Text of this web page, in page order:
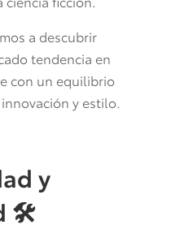
a descubrir
tendencia en
con un equilibrio
y estilo.
y
🛠️